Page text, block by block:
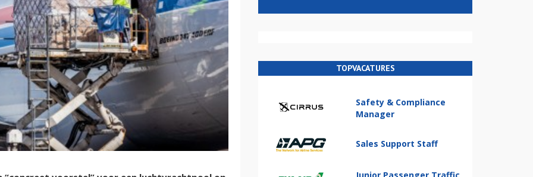
TOPVACATURES
Safety & Compliance
Manager
Sales Support Staff